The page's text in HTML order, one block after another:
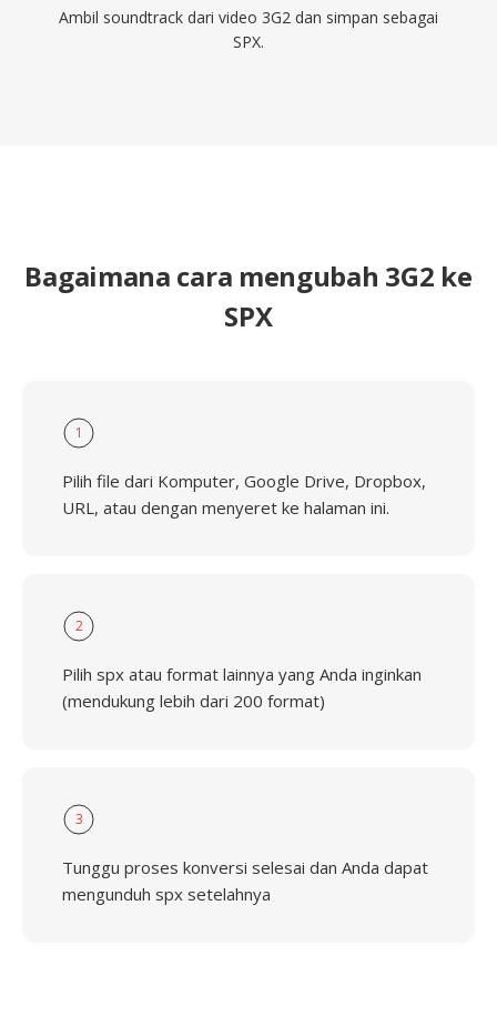
Ambil soundtrack dari video 3G2 dan simpan sebagai
SPX.
Bagaimana cara mengubah 3G2 ke
SPX
1
Pilih file dari Komputer, Google Drive, Dropbox,
URL, atau dengan menyeret ke halaman ini.
2
Pilih spx atau format lainnya yang Anda inginkan
(mendukung lebih dari 200 format)
3
Tunggu proses konversi selesai dan Anda dapat
mengunduh spx setelahnya